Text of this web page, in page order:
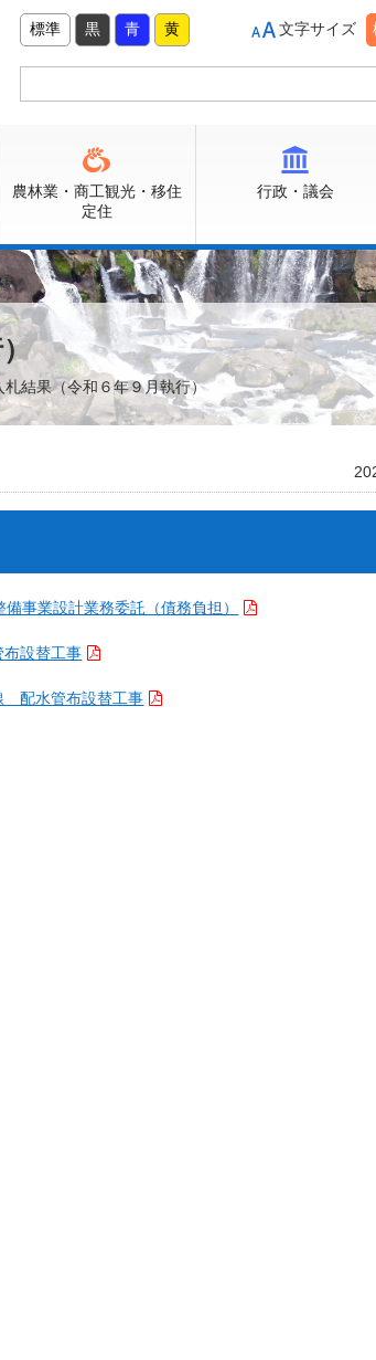
標準 黒 青 黄 文字サイズ
農林業・商工観光・移住
定住
行政・議会
結果（令和６年９月執行）
事業設計業務委託（債務負担）
設替工事
配水管布設替工事